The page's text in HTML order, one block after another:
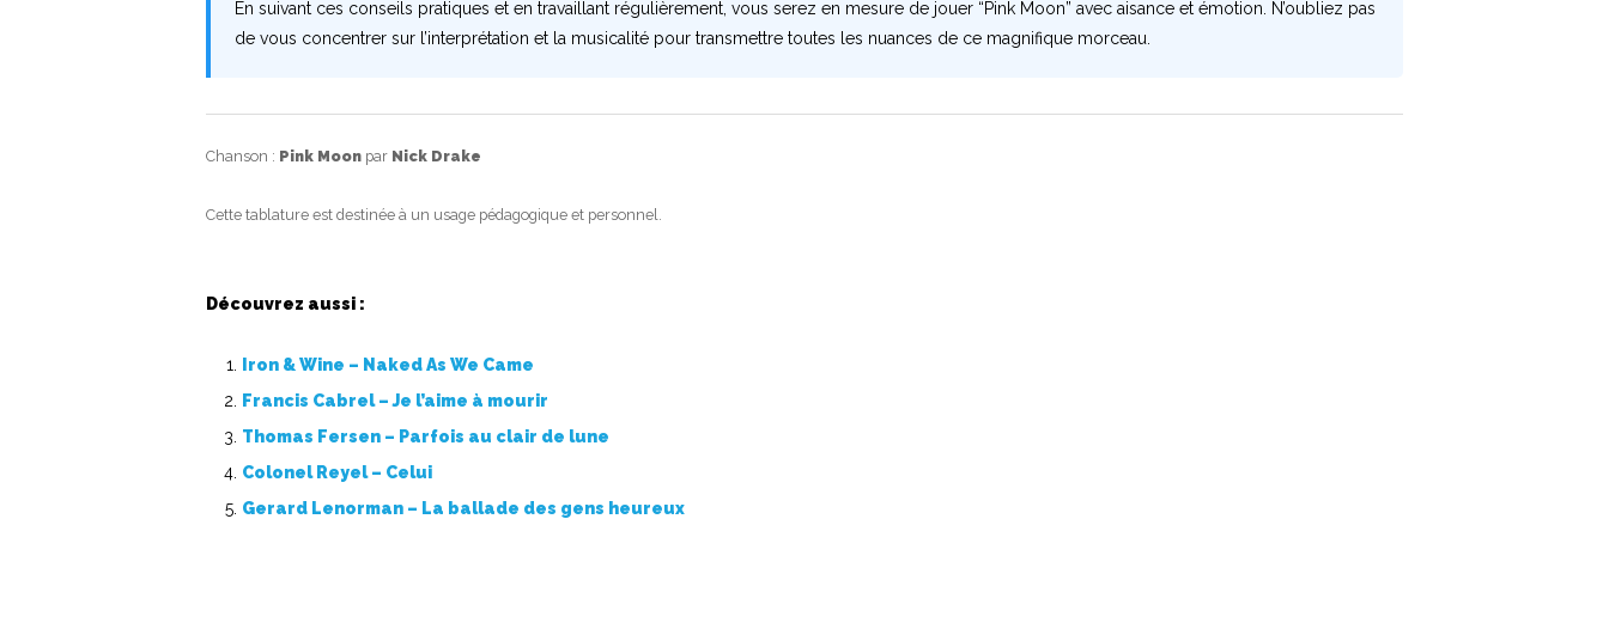
En suivant ces conseils pratiques et en travaillant régulièrement, vous serez en mesure de jouer “Pink Moon” avec aisance et émotion. N’oubliez pas
de vous concentrer sur l’interprétation et la musicalité pour transmettre toutes les nuances de ce magnifique morceau.
Chanson : Pink Moon par Nick Drake
Cette tablature est destinée à un usage pédagogique et personnel.
Découvrez aussi :
Iron & Wine – Naked As We Came
Francis Cabrel – Je l’aime à mourir
Thomas Fersen – Parfois au clair de lune
Colonel Reyel – Celui
Gerard Lenorman – La ballade des gens heureux